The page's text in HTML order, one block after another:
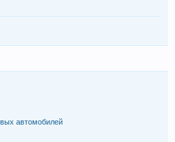
автомобилей